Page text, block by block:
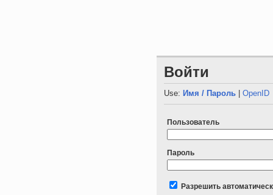
Войти
Use: Имя / Пароль |OpenID
Пользователь
Пароль
Разрешить